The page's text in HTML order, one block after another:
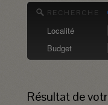
RECHERCHE
Localité
Budget
Résultat de